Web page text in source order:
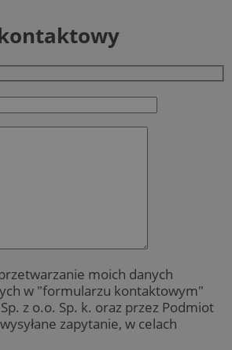
moich danych
w "formularzu kontaktowym"
z o.o. Sp. k. oraz przez Podmiot
zapytanie, w celach